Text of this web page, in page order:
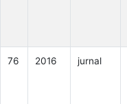
76 2016 jurnal